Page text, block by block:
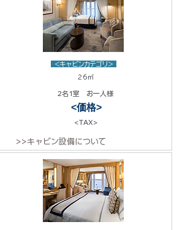
<キャビンカテゴリ>
26㎡
2名1室 お一人様
<価格>
<TAX>
>>キャビン設備について